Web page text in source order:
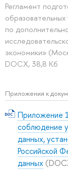
Регламент
образовательных
по
экономики»
DOCX, 38,8 Кб
Приложения к
Приложение
соблюдение
данных,
Российской
данных